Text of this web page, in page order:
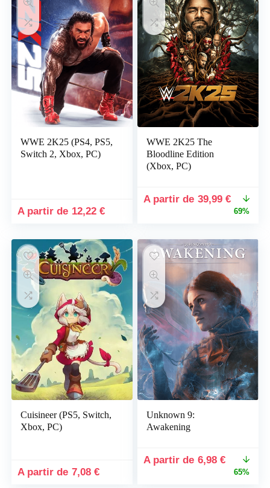
WWE 2K25 (PS4, PS5,
Switch 2, Xbox, PC)
12,22€
WWE 2K25 The
Bloodline Edition
(Xbox, PC)
Le
130,00 €.
39,99€Le
prix
39,99 €.
69%
Cuisineer (PS5, Switch,
Xbox, PC)
7,08€
Unknown 9:
Awakening
Le
6,98€Le
prix
65%